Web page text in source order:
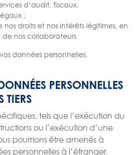
d’audit, fiscaux,
;
droits et nos intérêts légitimes, en
nos collaborateurs.
données personnelles.
PERSONNELLES
TIERS
tels que l’exécution du
ou l’exécution d’une
pourrions être amenés à
personnelles à l’étranger.